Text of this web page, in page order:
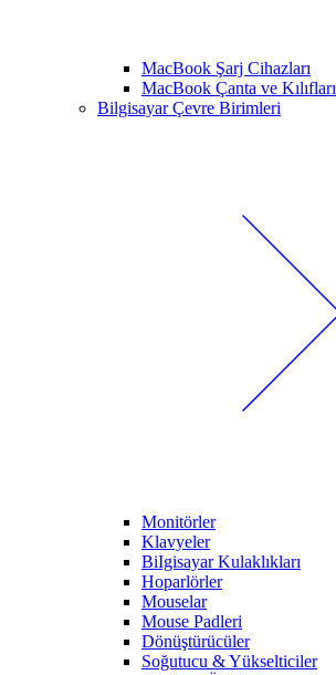
MacBook Şarj Cihazları
MacBook Çanta ve Kılıfları
Bilgisayar Çevre Birimleri
Monitörler
Klavyeler
BiIgisayar Kulaklıkları
Hoparlörler
Mouselar
Mouse Padleri
Dönüştürücüler
Soğutucu & Yükselticiler